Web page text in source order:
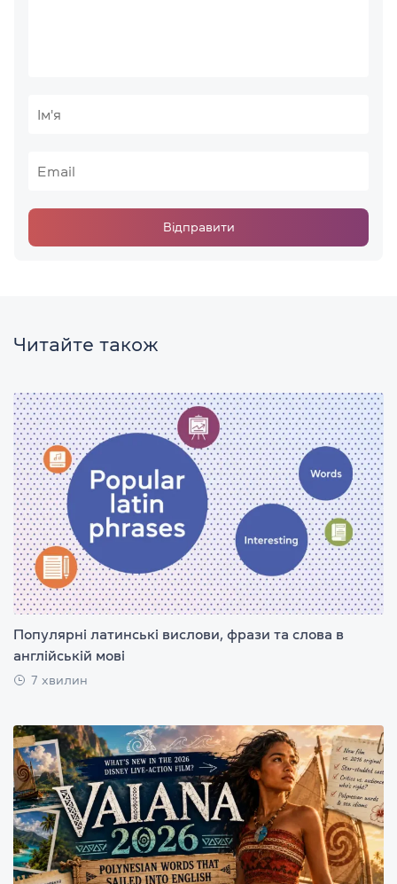
Відправити
Читайте також
Популярні латинські вислови, фрази та слова в
англійській мові
7 хвилин